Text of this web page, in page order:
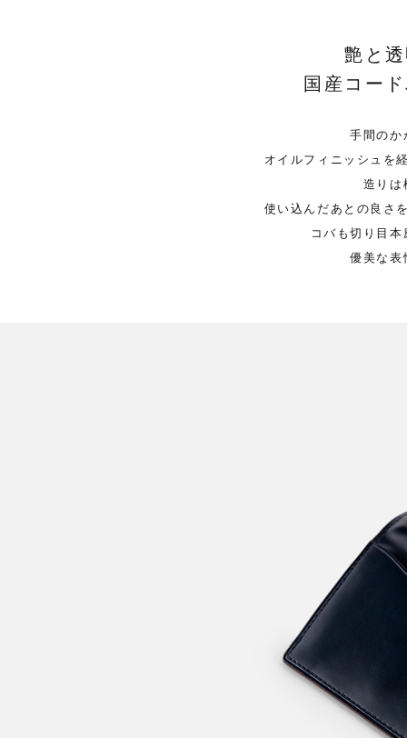
艶と
国産コー
手間のか
オイルフィニッシュを
造りは
使い込んだあとの良さ
コバも切り目
優美な表